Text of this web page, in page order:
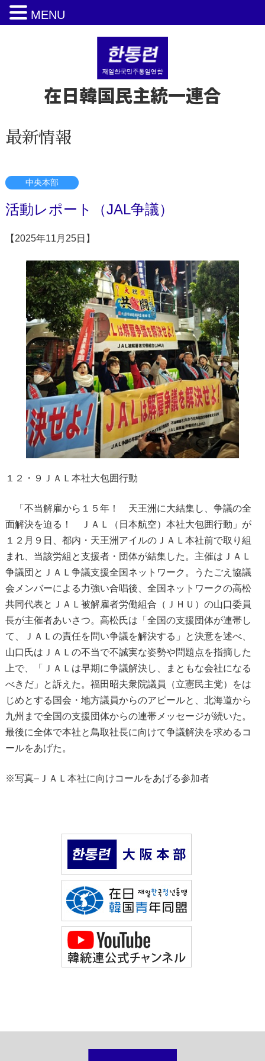
在日韓国民主統一連合
最新情報
中央本部
活動レポート（JAL争議）
【2025年11月25日】
１２・９ＪＡＬ本社大包囲行動
「不当解雇から１５年！ 天王洲に大結集し、争議の全
面解決を迫る！ ＪＡＬ（日本航空）本社大包囲行動」が
１２月９日、都内・天王洲アイルのＪＡＬ本社前で取り組
まれ、当該労組と支援者・団体が結集した。主催はＪＡＬ
争議団とＪＡＬ争議支援全国ネットワーク。うたごえ協議
会メンバーによる力強い合唱後、全国ネットワークの高松
共同代表とＪＡＬ被解雇者労働組合（ＪＨＵ）の山口委員
長が主催者あいさつ。高松氏は「全国の支援団体が連帯し
て、ＪＡＬの責任を問い争議を解決する」と決意を述べ、
山口氏はＪＡＬの不当で不誠実な姿勢や問題点を指摘した
上で、「ＪＡＬは早期に争議解決し、まともな会社になる
べきだ」と訴えた。福田昭夫衆院議員（立憲民主党）をは
じめとする国会・地方議員からのアピールと、北海道から
九州まで全国の支援団体からの連帯メッセージが続いた。
最後に全体で本社と鳥取社長に向けて争議解決を求めるコ
ールをあげた。
※写真–ＪＡＬ本社に向けコールをあげる参加者
MENU